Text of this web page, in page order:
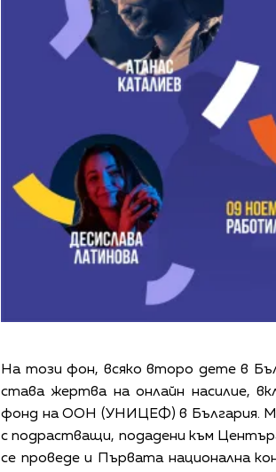
На този фон, всяко второ дете в
става жертва на онлайн насилие,
фонд на ООН (УНИЦЕФ) в България.
с подрастващи, подадени към
се проведе и Първата национална